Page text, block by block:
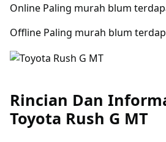
Online Paling murah blum
Offline Paling murah blum
Rincian Dan
Toyota Rush G MT